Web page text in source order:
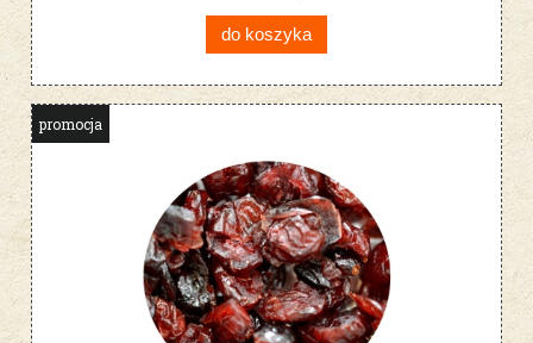
do koszyka
promocja